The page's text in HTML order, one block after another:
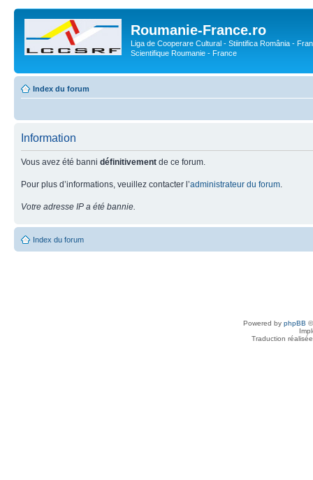
Roumanie-France.ro
Liga de Cooperare Cultural - Stiintifica România -
Scientifique Roumanie - France
Index du forum
Information
Vous avez été banni définitivement de ce forum.
Pour plus d’informations, veuillez contacter l’administrateur du forum
Votre adresse IP a été bannie.
Index du forum
Powered by phpBB
Traduction